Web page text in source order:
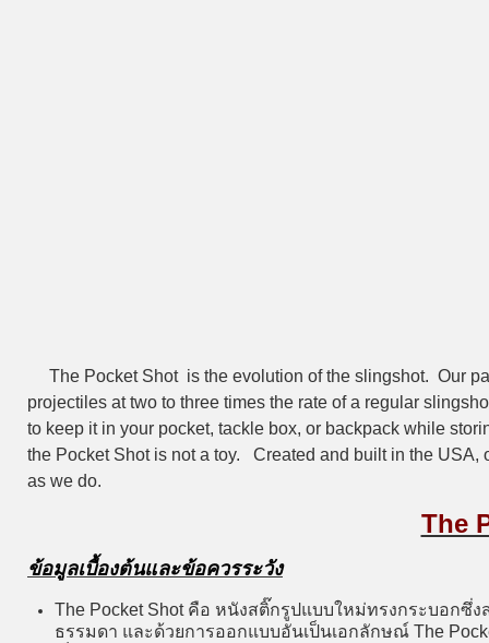
The Pocket Shot is the evolution of the slingshot. Our
projectiles at two to three times the rate of a regular
to keep it in your pocket, tackle box, or backpack while
the Pocket Shot is not a toy. Created and built in the
as we do.
The
ข้อมูลเบื้องต้นและข้อควรระวัง
The Pocket Shot คือ หนังสติ๊กรูปแบบใหม่ทรงกระบอกซึ่
ธรรมดา และด้วยการออกแบบอันเป็นเอกลักษณ์ The